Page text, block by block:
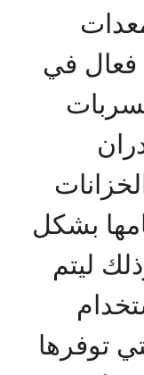
فعال في
بشكل
ليتم
توفرها